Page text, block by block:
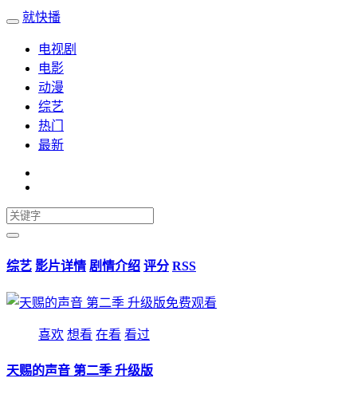
就快播
电视剧
电影
动漫
综艺
热门
最新
综艺 影片详情 剧情介绍 评分 RSS
喜欢 想看 在看 看过
天赐的声音 第二季 升级版